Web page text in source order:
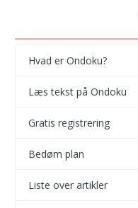
Hvad er Ondoku?
Læs tekst på Ondoku
Gratis registrering
Bedøm plan
Liste over artikler